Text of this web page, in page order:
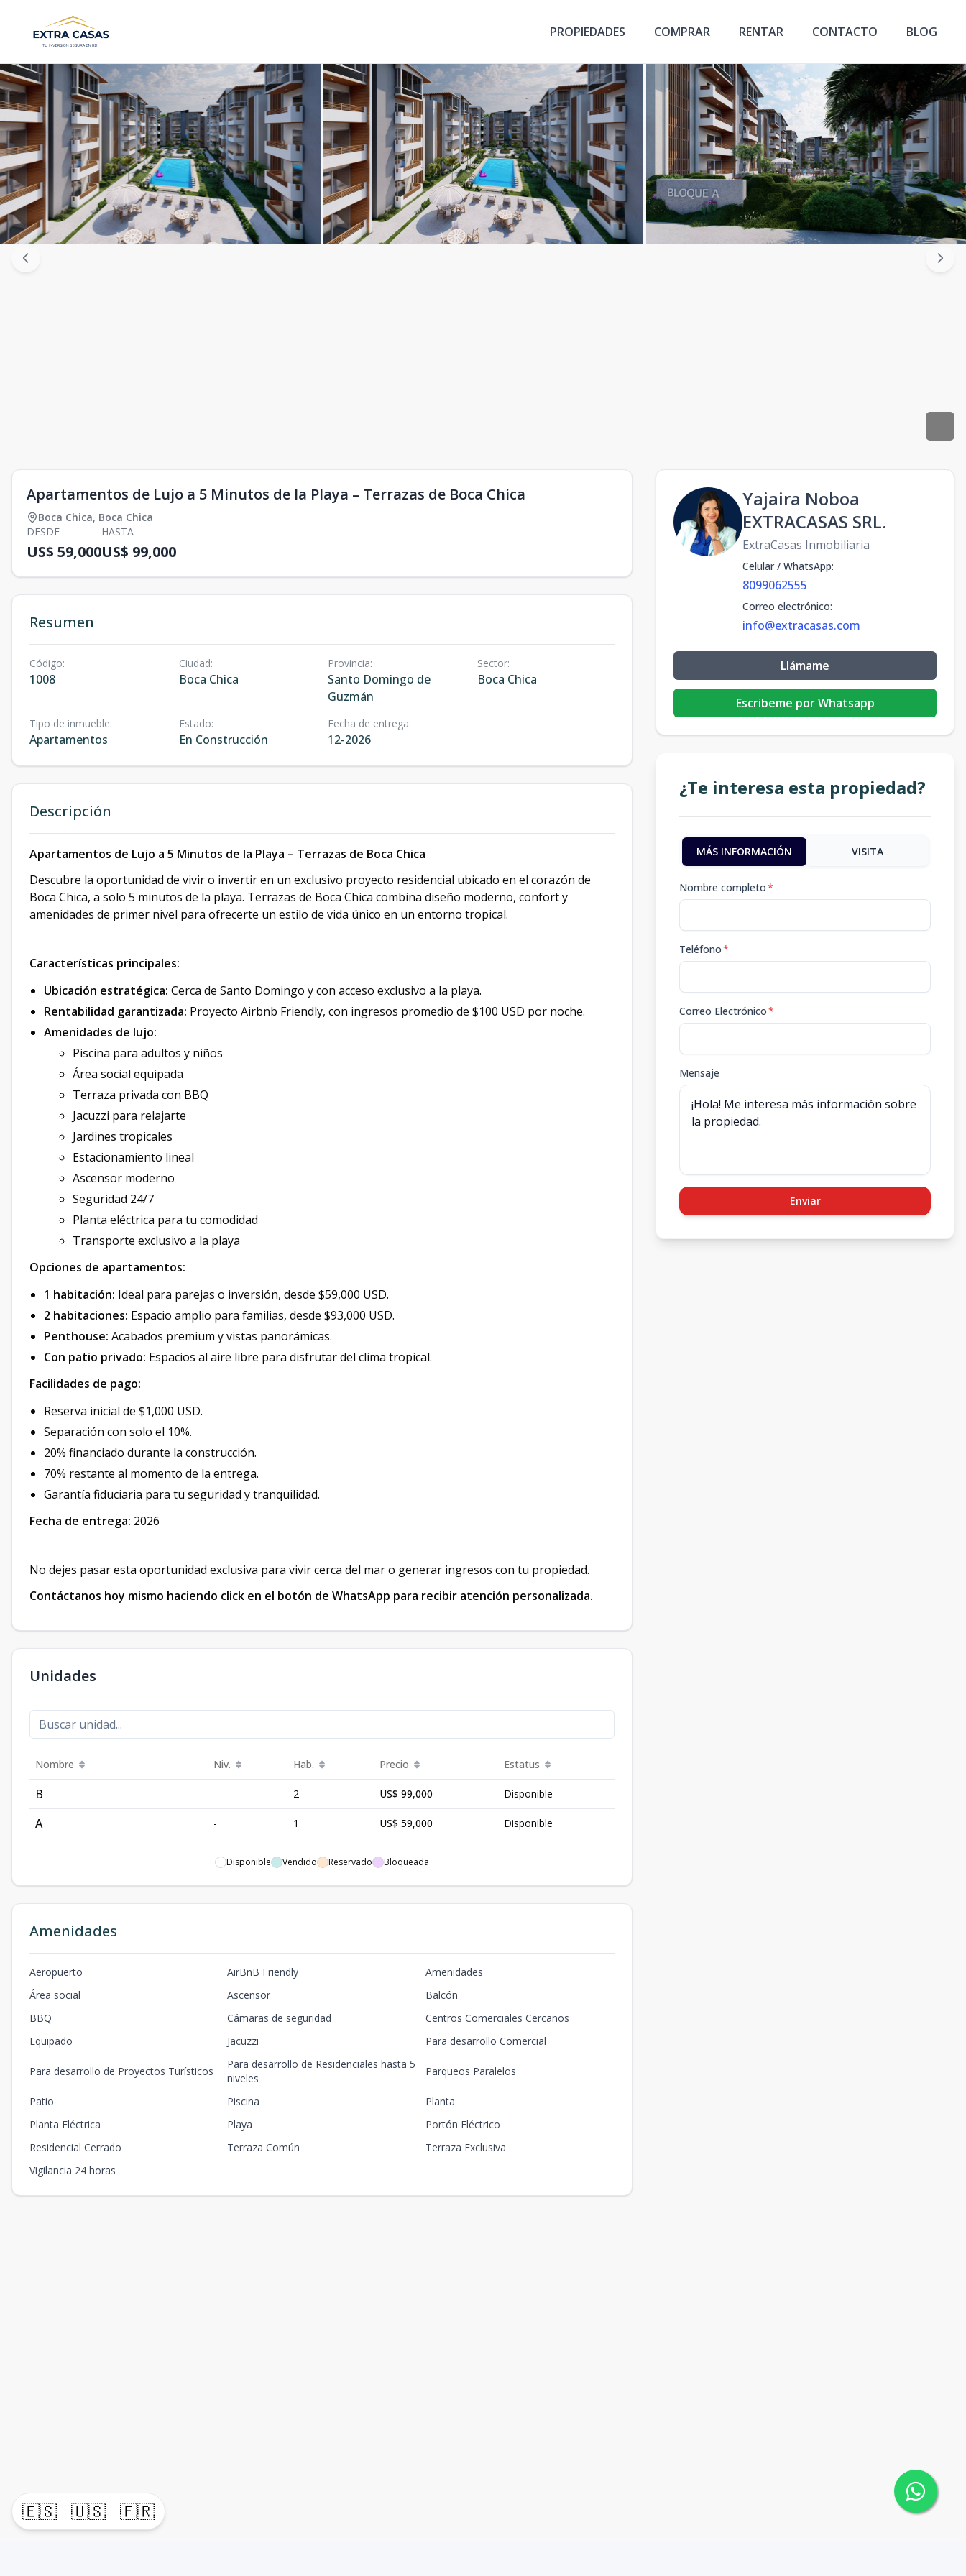
🇪🇸 🇺🇸 🇫🇷
PROPIEDADES COMPRAR RENTAR CONTACTO BLOG
Apartamentos de Lujo a 5 Minutos de la Playa – Terrazas de Boca Chica
Boca Chica, Boca Chica
DESDE
US$ 59,000
HASTA
US$ 99,000
Resumen
Código:
1008
Ciudad:
Boca Chica
Provincia:
Santo Domingo de
Guzmán
Sector:
Boca Chica
Tipo de inmueble:
Apartamentos
Estado:
En Construcción
Fecha de entrega:
12-2026
Descripción
Apartamentos de Lujo a 5 Minutos de la Playa – Terrazas de Boca Chica
Descubre la oportunidad de vivir o invertir en un exclusivo proyecto residencial ubicado en el corazón de
Boca Chica, a solo 5 minutos de la playa. Terrazas de Boca Chica combina diseño moderno, confort y
amenidades de primer nivel para ofrecerte un estilo de vida único en un entorno tropical.
Características principales:
Ubicación estratégica: Cerca de Santo Domingo y con acceso exclusivo a la playa.
Rentabilidad garantizada: Proyecto Airbnb Friendly, con ingresos promedio de $100 USD por noche.
Amenidades de lujo:
Piscina para adultos y niños
Área social equipada
Terraza privada con BBQ
Jacuzzi para relajarte
Jardines tropicales
Estacionamiento lineal
Ascensor moderno
Seguridad 24/7
Planta eléctrica para tu comodidad
Transporte exclusivo a la playa
Opciones de apartamentos:
1 habitación: Ideal para parejas o inversión, desde $59,000 USD.
2 habitaciones: Espacio amplio para familias, desde $93,000 USD.
Penthouse: Acabados premium y vistas panorámicas.
Con patio privado: Espacios al aire libre para disfrutar del clima tropical.
Facilidades de pago:
Reserva inicial de $1,000 USD.
Separación con solo el 10%.
20% financiado durante la construcción.
70% restante al momento de la entrega.
Garantía fiduciaria para tu seguridad y tranquilidad.
Fecha de entrega: 2026
No dejes pasar esta oportunidad exclusiva para vivir cerca del mar o generar ingresos con tu propiedad.
Contáctanos hoy mismo haciendo click en el botón de WhatsApp para recibir atención personalizada.
Unidades
Nombre Niv. Hab. Precio Estatus
B - 2 US$ 99,000 Disponible
A - 1 US$ 59,000 Disponible
Disponible Vendido Reservado Bloqueada
Amenidades
Aeropuerto AirBnB Friendly
Amenidades
Área social
Ascensor
Balcón
BBQ
Cámaras de seguridad
Centros Comerciales Cercanos
Equipado
Jacuzzi Para desarrollo Comercial
Para desarrollo de Proyectos Turísticos
Para desarrollo de Residenciales hasta 5
niveles
Parqueos Paralelos
Patio Piscina
Planta
Planta Eléctrica
Playa
Portón Eléctrico
Residencial Cerrado
Terraza Común
Terraza Exclusiva
Vigilancia 24 horas
Yajaira Noboa
EXTRACASAS SRL.
ExtraCasas Inmobiliaria
Celular / WhatsApp:
8099062555
Correo electrónico:
info@extracasas.com
Llámame
Escribeme por Whatsapp
¿Te interesa esta propiedad?
MÁS INFORMACIÓN VISITA
Nombre completo*
Teléfono*
Correo Electrónico*
Mensaje
Enviar